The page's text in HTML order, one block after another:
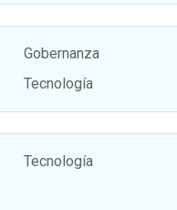
Gobernanza
Tecnología
Tecnología